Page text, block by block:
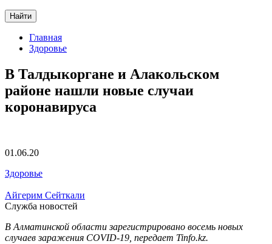
Найти
Главная
Здоровье
В Талдыкоргане и Алакольском
районе нашли новые случаи
коронавируса
01.06.20
Здоровье
Айгерим Сейткали
Служба новостей
В Алматинской области зарегистрировано восемь новых
случаев заражения COVID-19, передает Tinfo.kz.